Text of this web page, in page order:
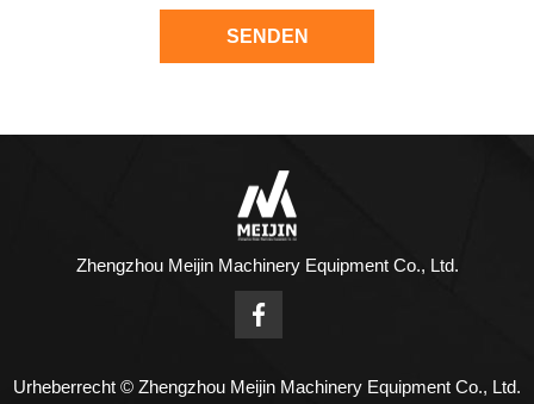
SENDEN
Zhengzhou Meijin Machinery Equipment Co., Ltd.
Urheberrecht © Zhengzhou Meijin Machinery Equipment Co., Ltd.